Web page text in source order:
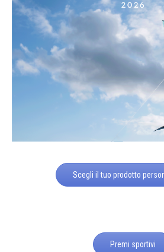
Scegli il tuo prodotto
Premi sportivi